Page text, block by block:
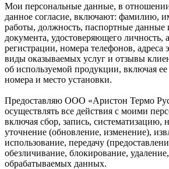
Мои персональные данные, в
данное согласие, включают: фамилию,
работы, должность, паспортные данные
документа, удостоверяющего личность,
регистрации, номера телефонов, адреса
виды оказываемых услуг и отзывы
об используемой продукции, включая
номера и место установки.
Предоставляю ООО «Аристон Термо
осуществлять все действия с моими
включая сбор, запись, систематизацию,
уточнение (обновление, изменение),
использование, передачу
обезличивание, блокирование,
обрабатываемых данных.